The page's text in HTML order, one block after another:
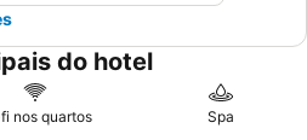
do hotel
nos quartos Spa